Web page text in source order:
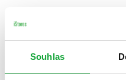
Souhlas